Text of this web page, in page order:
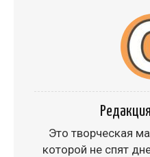
Это творческая
которой не спят